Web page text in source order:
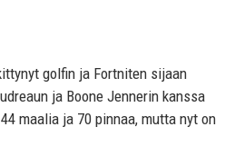
golfin ja Fortniten sijaan
ja Boone Jennerin kanssa
maalia ja 70 pinnaa, mutta nyt on